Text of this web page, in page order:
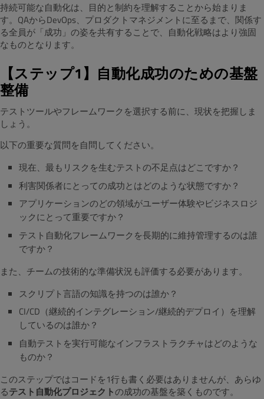
持続可能な自動化は、目的と制約を理解することから始まりま
す。QAからDevOps、プロダクトマネジメントに至るまで、関係す
る全員が「成功」の姿を共有することで、自動化戦略はより強固
なものとなります。
【ステップ1】自動化成功のための基盤
整備
テストツールやフレームワークを選択する前に、現状を把握しま
しょう。
以下の重要な質問を自問してください。
現在、最もリスクを生むテストの不足点はどこですか？
利害関係者にとっての成功とはどのような状態ですか？
アプリケーションのどの領域がユーザー体験やビジネスロジ
ックにとって重要ですか？
テスト自動化フレームワークを長期的に維持管理するのは誰
ですか？
また、チームの技術的な準備状況も評価する必要があります。
スクリプト言語の知識を持つのは誰か？
CI/CD（継続的インテグレーション/継続的デプロイ）を理解
しているのは誰か？
自動テストを実行可能なインフラストラクチャはどのような
ものか？
このステップではコードを1行も書く必要はありませんが、あらゆ
るテスト自動化プロジェクトの成功の基盤を築くものです。